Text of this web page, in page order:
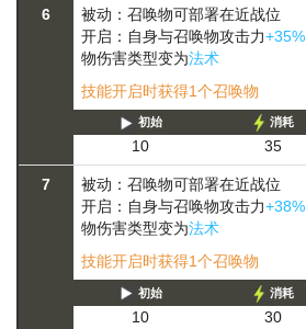
6
被动：召唤物可部署在近战位
开启：自身与召唤物攻击力+35%
物伤害类型变为法术
技能开启时获得1个召唤物
初始
10
消耗
35
7
被动：召唤物可部署在近战位
开启：自身与召唤物攻击力+38%
物伤害类型变为法术
技能开启时获得1个召唤物
初始
10
消耗
30